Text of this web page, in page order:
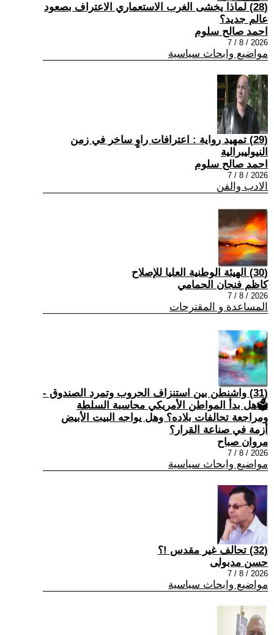
(28) لماذا يخشى الغرب الاستعماري الاعتراف بصعود
عالم جديد؟
احمد صالح سلوم
2026 / 8 / 7
مواضيع وابحاث سياسية
(29) تمهيد رواية : اعترافات راوٍ ساخر في زمن
النيوليبرالية
احمد صالح سلوم
2026 / 8 / 7
الادب والفن
(30) الهيئة الوطنية العليا للإصلاح
كاظم فنجان الحمامي
2026 / 8 / 7
المساعدة و المقترحات
(31) واشنطن بين استنزاف الحروب وتمرد الصندوق -
🗳هل بدأ المواطن الأمريكي محاسبة السلطة
ومراجعة تحالفات بلاده؟ وهل يواجه البيت الأبيض
أزمة في صناعة القرار؟
مروان صباح
2026 / 8 / 7
مواضيع وابحاث سياسية
(32) تحالف غير مقدس !؟
حسن مدبولى
2026 / 8 / 7
مواضيع وابحاث سياسية